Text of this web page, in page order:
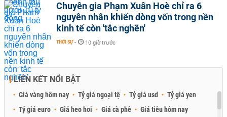
Chuyên gia Phạm Xuân Hoè chỉ ra 6
nguyên nhân khiến dòng vốn trong nền
kinh tế còn 'tắc nghẽn'
THỜI SỰ - 10 giờ trước
LIÊN KẾT NỔI BẬT
Giá vàng hôm nay Tỷ giá ngoại tệ Tỷ giá usd
Tỷ giá yen
Tỷ giá euro
Giá heo hơi Giá cà phê
Giá tiêu hôm nay